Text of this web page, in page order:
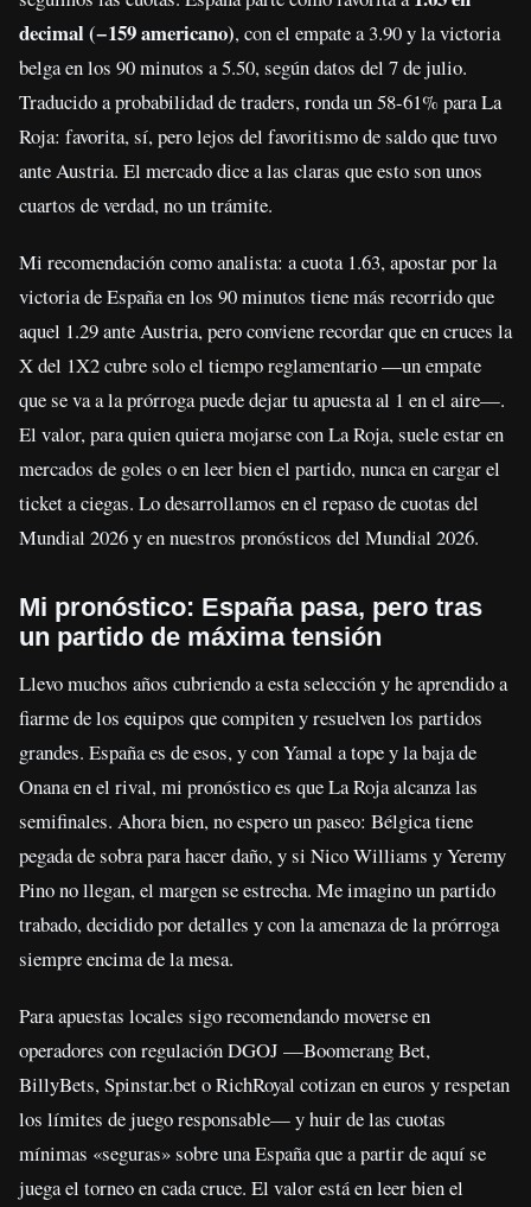
decimal (−159 americano), con el empate a 3.90 y la victoria
belga en los 90 minutos a 5.50, según datos del 7 de julio.
Traducido a probabilidad de traders, ronda un 58-61% para La
Roja: favorita, sí, pero lejos del favoritismo de saldo que tuvo
ante Austria. El mercado dice a las claras que esto son unos
cuartos de verdad, no un trámite.
Mi recomendación como analista: a cuota 1.63, apostar por la
victoria de España en los 90 minutos tiene más recorrido que
aquel 1.29 ante Austria, pero conviene recordar que en cruces la
X del 1X2 cubre solo el tiempo reglamentario —un empate
que se va a la prórroga puede dejar tu apuesta al 1 en el aire—.
El valor, para quien quiera mojarse con La Roja, suele estar en
mercados de goles o en leer bien el partido, nunca en cargar el
ticket a ciegas. Lo desarrollamos en el repaso de cuotas del
Mundial 2026 y en nuestros pronósticos del Mundial 2026.
Mi pronóstico: España pasa, pero tras
un partido de máxima tensión
Llevo muchos años cubriendo a esta selección y he aprendido a
fiarme de los equipos que compiten y resuelven los partidos
grandes. España es de esos, y con Yamal a tope y la baja de
Onana en el rival, mi pronóstico es que La Roja alcanza las
semifinales. Ahora bien, no espero un paseo: Bélgica tiene
pegada de sobra para hacer daño, y si Nico Williams y Yeremy
Pino no llegan, el margen se estrecha. Me imagino un partido
trabado, decidido por detalles y con la amenaza de la prórroga
siempre encima de la mesa.
Para apuestas locales sigo recomendando moverse en
operadores con regulación DGOJ —Boomerang Bet,
BillyBets, Spinstar.bet o RichRoyal cotizan en euros y respetan
los límites de juego responsable— y huir de las cuotas
mínimas «seguras» sobre una España que a partir de aquí se
juega el torneo en cada cruce. El valor está en leer bien el